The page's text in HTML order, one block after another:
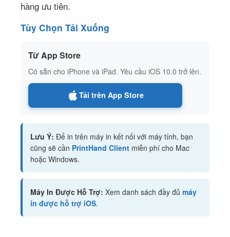
hàng ưu tiên.
Tùy Chọn Tải Xuống
Từ App Store
Có sẵn cho iPhone và iPad. Yêu cầu iOS 10.0 trở lên.
Tải trên App Store
Lưu Ý: Để in trên máy in kết nối với máy tính, bạn
cũng sẽ cần PrintHand Client miễn phí cho Mac
hoặc Windows.
Máy In Được Hỗ Trợ: Xem danh sách đầy đủ máy
in được hỗ trợ iOS.